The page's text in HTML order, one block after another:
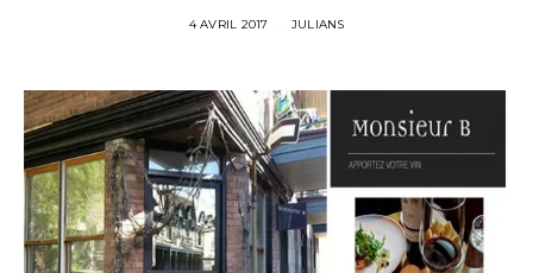
4 AVRIL 2017 JULIANS